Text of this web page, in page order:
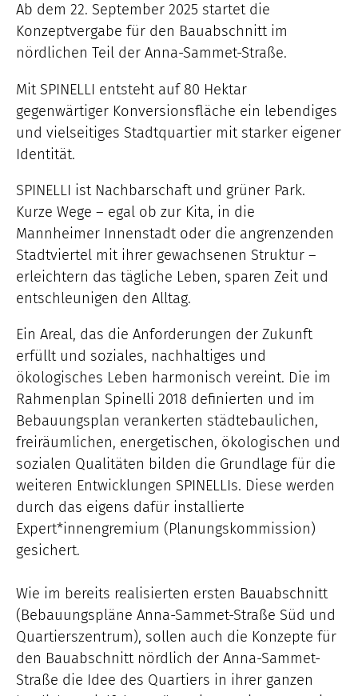
Ab dem 22. September 2025 startet die
Konzeptvergabe für den Bauabschnitt im
nördlichen Teil der Anna-Sammet-Straße.
Mit SPINELLI entsteht auf 80 Hektar
gegenwärtiger Konversionsfläche ein lebendiges
und vielseitiges Stadtquartier mit starker eigener
Identität.
SPINELLI ist Nachbarschaft und grüner Park.
Kurze Wege – egal ob zur Kita, in die
Mannheimer Innenstadt oder die angrenzenden
Stadtviertel mit ihrer gewachsenen Struktur –
erleichtern das tägliche Leben, sparen Zeit und
entschleunigen den Alltag.
Ein Areal, das die Anforderungen der Zukunft
erfüllt und soziales, nachhaltiges und
ökologisches Leben harmonisch vereint. Die im
Rahmenplan Spinelli 2018 definierten und im
Bebauungsplan verankerten städtebaulichen,
freiräumlichen, energetischen, ökologischen und
sozialen Qualitäten bilden die Grundlage für die
weiteren Entwicklungen SPINELLIs. Diese werden
durch das eigens dafür installierte
Expert*innengremium (Planungskommission)
gesichert.
Wie im bereits realisierten ersten Bauabschnitt
(Bebauungspläne Anna-Sammet-Straße Süd und
Quartierszentrum), sollen auch die Konzepte für
den Bauabschnitt nördlich der Anna-Sammet-
Straße die Idee des Quartiers in ihrer ganzen